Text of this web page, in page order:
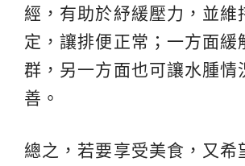
經，有助於紓緩壓力，並維
定，讓排便正常；一方面緩
群，另一方面也可讓水腫情
善。
總之，若要享受美食，又希